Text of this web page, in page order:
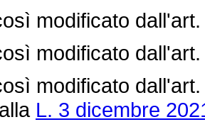
modificato
modificato
modificato
L. 3 dicembre